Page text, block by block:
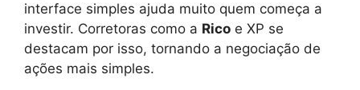
interface simples ajuda muito quem começa a
investir. Corretoras como a Rico e XP se
destacam por isso, tornando a negociação de
ações mais simples.